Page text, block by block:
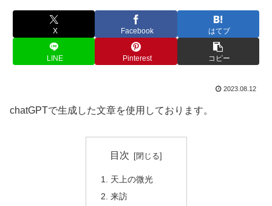
X Facebook はてブ
LINE Pinterest コピー
2023.08.12
chatGPTで生成した文章を使用しております。
目次
天上の微光
来訪